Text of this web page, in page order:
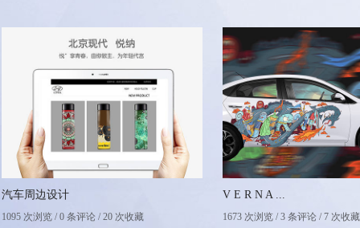
汽车周边设计
1095 次浏览 / 0 条评论 / 20 次收藏
V E R N A ...
1673 次浏览 / 3 条评论 / 7 次收藏